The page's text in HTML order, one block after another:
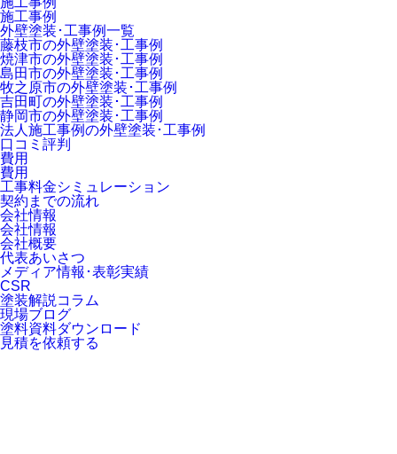
施工事例
外壁塗装･工事例一覧
藤枝市の外壁塗装･工事例
焼津市の外壁塗装･工事例
島田市の外壁塗装･工事例
牧之原市の外壁塗装･工事例
吉田町の外壁塗装･工事例
静岡市の外壁塗装･工事例
法人施工事例の外壁塗装･工事例
口コミ評判
費用
費用
工事料金シミュレーション
契約までの流れ
会社情報
会社情報
会社概要
代表あいさつ
メディア情報･表彰実績
CSR
塗装解説コラム
現場ブログ
塗料資料ダウンロード
見積を依頼する